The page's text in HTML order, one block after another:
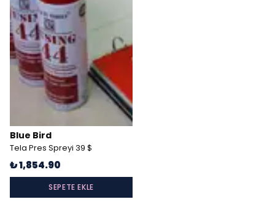
Blue Bird
Tela Pres Spreyi 39 $
₺ 1,854.90
SEPETE EKLE